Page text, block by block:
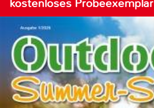
kostenloses Probeexemplar